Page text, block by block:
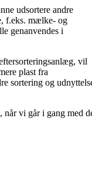
udsortere andre
f.eks. mælke- og
genanvendes i
vil
plast fra
sortering og
vi går i gang med